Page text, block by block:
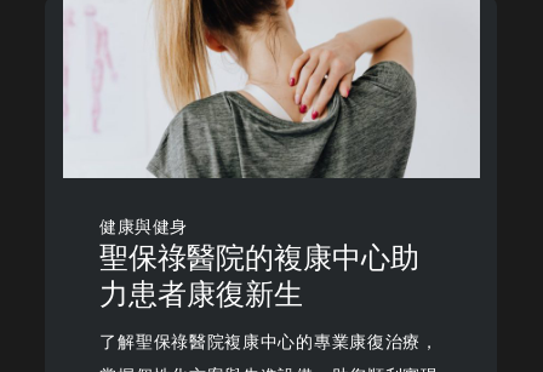
健康與健身
聖保祿醫院的複康中心助
力患者康復新生
了解聖保祿醫院複康中心的專業康復治療，